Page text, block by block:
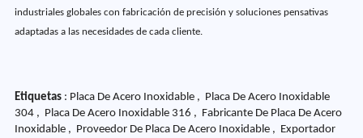
industriales globales con fabricación de precisión y soluciones pensativas
adaptadas a las necesidades de cada cliente.
Etiquetas: Placa De Acero Inoxidable , Placa De Acero Inoxidable
304 , Placa De Acero Inoxidable 316 , Fabricante De Placa De Acero
Inoxidable , Proveedor De Placa De Acero Inoxidable , Exportador